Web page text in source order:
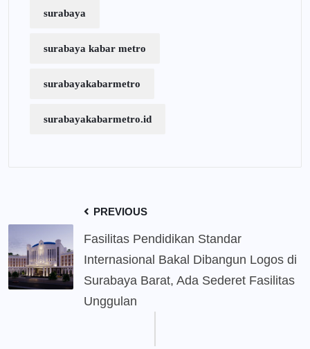
surabaya
surabaya kabar metro
surabayakabarmetro
surabayakabarmetro.id
PREVIOUS
Fasilitas Pendidikan Standar
Internasional Bakal Dibangun Logos di
Surabaya Barat, Ada Sederet Fasilitas
Unggulan